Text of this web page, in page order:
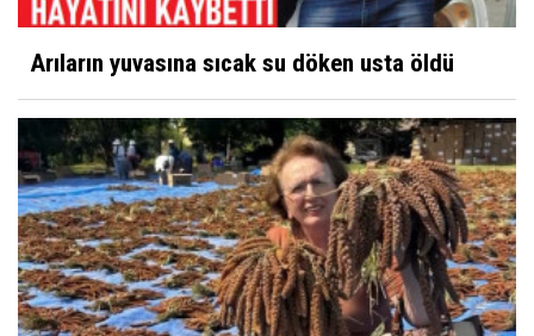
Arıların yuvasına sıcak su döken usta öldü